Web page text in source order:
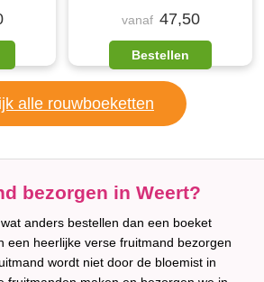
vanaf 47,50
Bestellen
alle rouwboeketten
bezorgen in Weert?
anders bestellen dan een boeket
een heerlijke verse fruitmand bezorgen
wordt niet door de bloemist in